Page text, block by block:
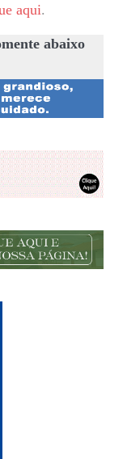
aqui.
abaixo